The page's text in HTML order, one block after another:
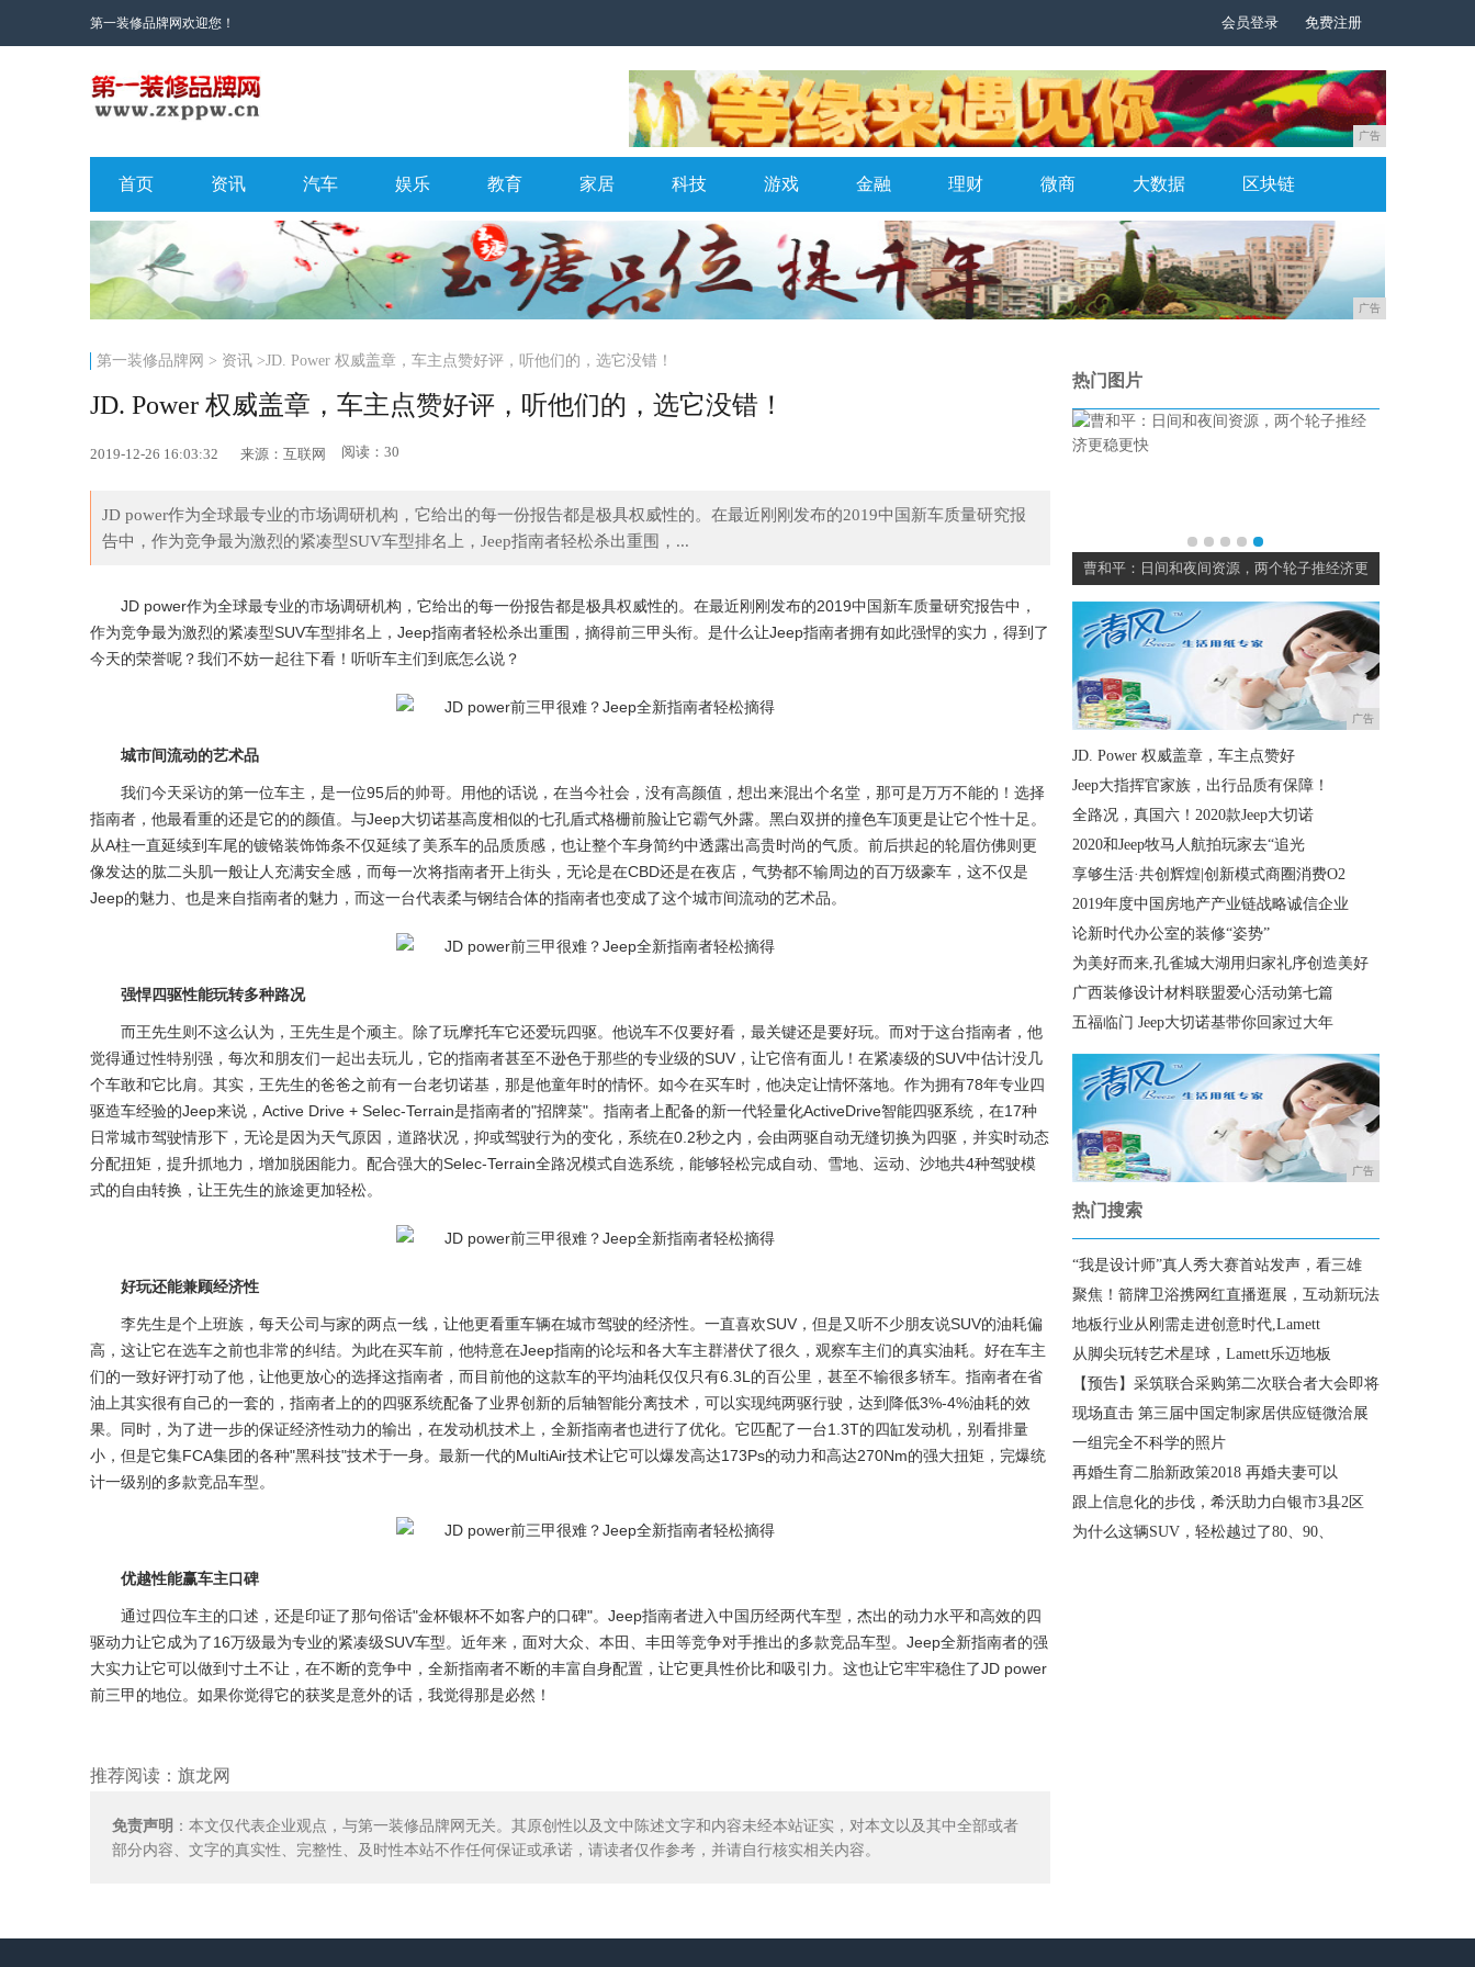
第一装修品牌网欢迎您！ 会员登录 免费注册
广告
首页 资讯 汽车 娱乐 教育 家居 科技 游戏 金融 理财 微商 大数据 区块链
广告
第一装修品牌网 > 资讯>JD. Power 权威盖章，车主点赞好评，听他们的，选它没错！
JD. Power 权威盖章，车主点赞好评，听他们的，选它没错！
2019-12-26 16:03:32 来源：互联网 阅读：30
JD power作为全球最专业的市场调研机构，它给出的每一份报告都是极具权威性的。在最近刚刚发布的2019中国新车质量研究报
告中，作为竞争最为激烈的紧凑型SUV车型排名上，Jeep指南者轻松杀出重围，...
JD power作为全球最专业的市场调研机构，它给出的每一份报告都是极具权威性的。在最近刚刚发布的2019中国新车质量研究报告中，
作为竞争最为激烈的紧凑型SUV车型排名上，Jeep指南者轻松杀出重围，摘得前三甲头衔。是什么让Jeep指南者拥有如此强悍的实力，得到了
今天的荣誉呢？我们不妨一起往下看！听听车主们到底怎么说？
城市间流动的艺术品
我们今天采访的第一位车主，是一位95后的帅哥。用他的话说，在当今社会，没有高颜值，想出来混出个名堂，那可是万万不能的！选择
指南者，他最看重的还是它的的颜值。与Jeep大切诺基高度相似的七孔盾式格栅前脸让它霸气外露。黑白双拼的撞色车顶更是让它个性十足。
从A柱一直延续到车尾的镀铬装饰饰条不仅延续了美系车的品质质感，也让整个车身简约中透露出高贵时尚的气质。前后拱起的轮眉仿佛则更
像发达的肱二头肌一般让人充满安全感，而每一次将指南者开上街头，无论是在CBD还是在夜店，气势都不输周边的百万级豪车，这不仅是
Jeep的魅力、也是来自指南者的魅力，而这一台代表柔与钢结合体的指南者也变成了这个城市间流动的艺术品。
强悍四驱性能玩转多种路况
而王先生则不这么认为，王先生是个顽主。除了玩摩托车它还爱玩四驱。他说车不仅要好看，最关键还是要好玩。而对于这台指南者，他
觉得通过性特别强，每次和朋友们一起出去玩儿，它的指南者甚至不逊色于那些的专业级的SUV，让它倍有面儿！在紧凑级的SUV中估计没几
个车敢和它比肩。其实，王先生的爸爸之前有一台老切诺基，那是他童年时的情怀。如今在买车时，他决定让情怀落地。作为拥有78年专业四
驱造车经验的Jeep来说，Active Drive + Selec-Terrain是指南者的"招牌菜"。指南者上配备的新一代轻量化ActiveDrive智能四驱系统，在17种
日常城市驾驶情形下，无论是因为天气原因，道路状况，抑或驾驶行为的变化，系统在0.2秒之内，会由两驱自动无缝切换为四驱，并实时动态
分配扭矩，提升抓地力，增加脱困能力。配合强大的Selec-Terrain全路况模式自选系统，能够轻松完成自动、雪地、运动、沙地共4种驾驶模
式的自由转换，让王先生的旅途更加轻松。
好玩还能兼顾经济性
李先生是个上班族，每天公司与家的两点一线，让他更看重车辆在城市驾驶的经济性。一直喜欢SUV，但是又听不少朋友说SUV的油耗偏
高，这让它在选车之前也非常的纠结。为此在买车前，他特意在Jeep指南的论坛和各大车主群潜伏了很久，观察车主们的真实油耗。好在车主
们的一致好评打动了他，让他更放心的选择这指南者，而目前他的这款车的平均油耗仅仅只有6.3L的百公里，甚至不输很多轿车。指南者在省
油上其实很有自己的一套的，指南者上的的四驱系统配备了业界创新的后轴智能分离技术，可以实现纯两驱行驶，达到降低3%-4%油耗的效
果。同时，为了进一步的保证经济性动力的输出，在发动机技术上，全新指南者也进行了优化。它匹配了一台1.3T的四缸发动机，别看排量
小，但是它集FCA集团的各种"黑科技"技术于一身。最新一代的MultiAir技术让它可以爆发高达173Ps的动力和高达270Nm的强大扭矩，完爆统
计一级别的多款竞品车型。
优越性能赢车主口碑
通过四位车主的口述，还是印证了那句俗话"金杯银杯不如客户的口碑"。Jeep指南者进入中国历经两代车型，杰出的动力水平和高效的四
驱动力让它成为了16万级最为专业的紧凑级SUV车型。近年来，面对大众、本田、丰田等竞争对手推出的多款竞品车型。Jeep全新指南者的强
大实力让它可以做到寸土不让，在不断的竞争中，全新指南者不断的丰富自身配置，让它更具性价比和吸引力。这也让它牢牢稳住了JD power
前三甲的地位。如果你觉得它的获奖是意外的话，我觉得那是必然！
推荐阅读： 旗龙网
免责声明 ：本文仅代表企业观点，与第一装修品牌网无关。其原创性以及文中陈述文字和内容未经本站证实，对本文以及其中全部或者
部分内容、文字的真实性、完整性、及时性本站不作任何保证或承诺，请读者仅作参考，并请自行核实相关内容。
热门图片
子 这四个月的银行 曹和平：日间和夜间资源，两个轮子推经济更
广告
JD. Power 权威盖章，车主点赞好
Jeep大指挥官家族，出行品质有保障！
全路况，真国六！2020款Jeep大切诺
2020和Jeep牧马人航拍玩家去“追光
享够生活·共创辉煌|创新模式商圈消费O2
2019年度中国房地产产业链战略诚信企业
论新时代办公室的装修“姿势”
为美好而来,孔雀城大湖用归家礼序创造美好
广西装修设计材料联盟爱心活动第七篇
五福临门 Jeep大切诺基带你回家过大年
广告
热门搜索
“我是设计师”真人秀大赛首站发声，看三雄
聚焦！箭牌卫浴携网红直播逛展，互动新玩法
地板行业从刚需走进创意时代,Lamett
从脚尖玩转艺术星球，Lamett乐迈地板
【预告】采筑联合采购第二次联合者大会即将
现场直击 第三届中国定制家居供应链微洽展
一组完全不科学的照片
再婚生育二胎新政策2018 再婚夫妻可以
跟上信息化的步伐，希沃助力白银市3县2区
为什么这辆SUV，轻松越过了80、90、